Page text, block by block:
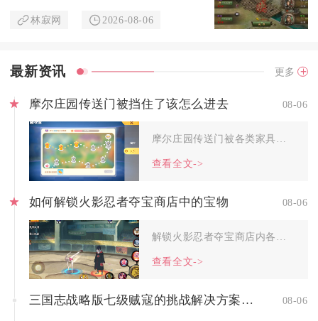
林寂网 2026-08-06
最新资讯 更多
摩尔庄园传送门被挡住了该怎么进去 08-06
查看全文->
如何解锁火影忍者夺宝商店中的宝物 08-06
查看全文->
三国志战略版七级贼寇的挑战解决方案是什么 08-06